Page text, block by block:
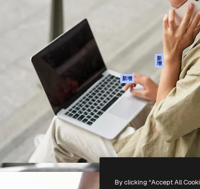
MCP用於
Claude/ChatGPT
新
增
AI助手 新增
API
流動應用程式
所有Magnific工具
客服
使用
隱私
原創
信任
聯盟
企業
2026 Freepik Company S.L.U. 版權所有
By clicking “Accept All